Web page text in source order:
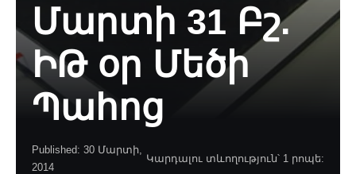
Մարտի 31 Բշ.
ԻԹ օր Մեծի
Պահոց
Published: 30 Մարտի,
2014
Կարդալու տևողություն՝ 1 րոպե: